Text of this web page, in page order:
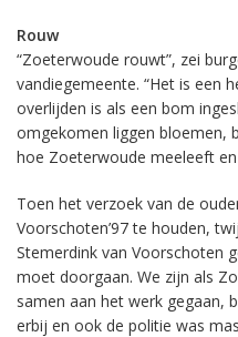
Rouw
“Zoeterwoude rouwt”, zei
vandiegemeente. “Het is een
overlijden is als een bom
omgekomen liggen bloemen,
hoe Zoeterwoude meeleeft
Toen het verzoek van de
Voorschoten’97 te houden,
Stemerdink van Voorschoten
moet doorgaan. We zijn als
samen aan het werk gegaan,
erbij en ook de politie was